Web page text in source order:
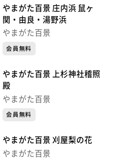
やまがた百景 庄内浜 鼠ヶ
関・由良・湯野浜
やまがた百景
会員無料
やまがた百景 上杉神社稽照
殿
やまがた百景
会員無料
やまがた百景 刈屋梨の花
やまがた百景